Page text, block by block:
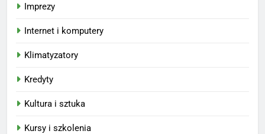
Imprezy
Internet i komputery
Klimatyzatory
Kredyty
Kultura i sztuka
Kursy i szkolenia